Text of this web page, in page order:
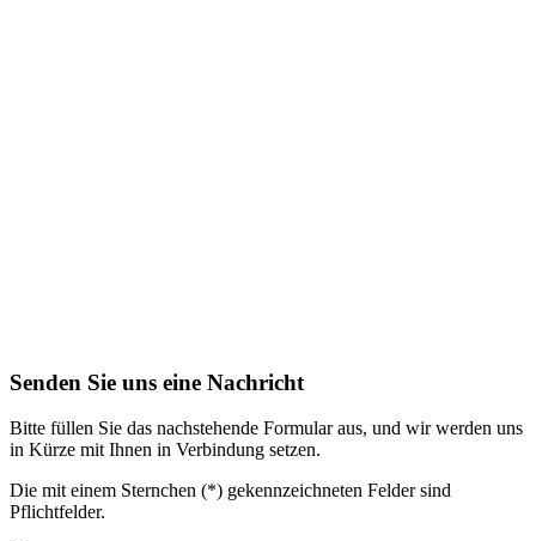
Senden Sie uns eine Nachricht
Bitte füllen Sie das nachstehende Formular aus, und wir werden uns
in Kürze mit Ihnen in Verbindung setzen.
Die mit einem Sternchen (*) gekennzeichneten Felder sind
Pflichtfelder.